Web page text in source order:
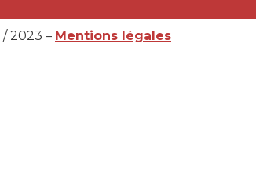
/ 2023 – Mentions légales